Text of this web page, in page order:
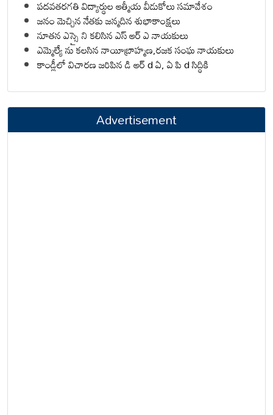
పదవతరగతి విద్యార్థుల ఆత్మీయ వీడుకోలు సమావేశం
జనం మెచ్చిన నేతకు జన్మదిన శుభాకాంక్షలు
నూతన ఎస్సై ని కలిసిన ఎస్ ఆర్ ఎ నాయకులు
ఎమ్మెల్యే ను కలసిన నాయీబ్రాహ్మణ,రజక సంఘ నాయకులు
కాండ్లీలో విచారణ జరిపిన డి ఆర్ d ఏ, ఏ పి d సిద్ధికి
Advertisement